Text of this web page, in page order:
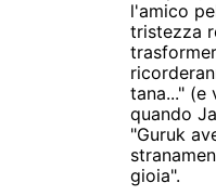
l'amico
tristezza
tana..." (e
quando
"Guruk
gioia".